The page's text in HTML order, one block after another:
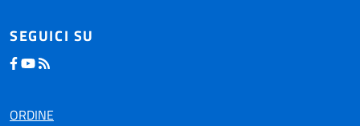
SEGUICI SU
ORDINE